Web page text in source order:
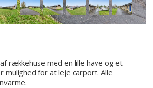
rækkehuse med en lille have og et
mulighed for at leje carport. Alle